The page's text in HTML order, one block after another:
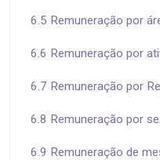
6.5 Remuneração por
6.6 Remuneração por
6.7 Remuneração por
6.8 Remuneração por
6.9 Remuneração de